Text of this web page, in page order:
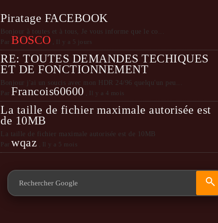
Piratage FACEBOOK
Bonjour à toutes et à tous, Je vous informe que le co...
Par BOSCO , Il y a 5 jours
RE: TOUTES DEMANDES TECHIQUES
ET DE FONCTIONNEMENT
Bonjour j'ai un soucis avec mon HDR 24/96 quelqu'un peu...
Par Francois60600 , Il y a 4 mois
La taille de fichier maximale autorisée est
de 10MB
La taille de fichier maximale autorisée est de 10MB
Par wqaz , Il y a 5 mois